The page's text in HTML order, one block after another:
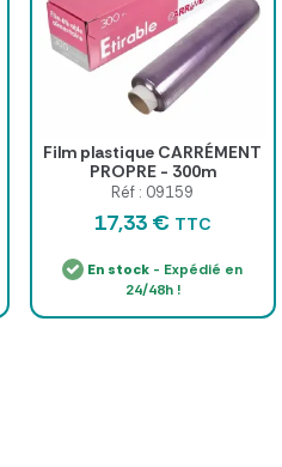
Film plastique CARRÉMENT
PROPRE - 300m
Réf : 09159
17,33 € TTC
En stock - Expédié en
24/48h !